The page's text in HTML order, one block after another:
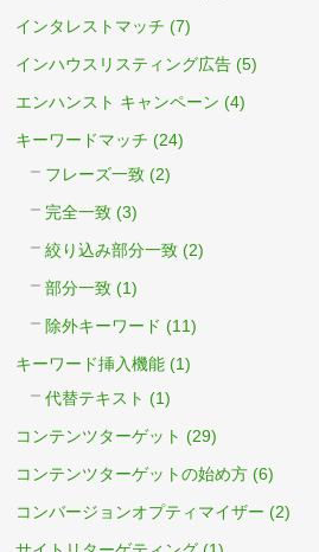
インタレストマッチ (7)
インハウスリスティング広告 (5)
エンハンスト キャンペーン (4)
キーワードマッチ (24)
フレーズ一致 (2)
完全一致 (3)
絞り込み部分一致 (2)
部分一致 (1)
除外キーワード (11)
キーワード挿入機能 (1)
代替テキスト (1)
コンテンツターゲット (29)
コンテンツターゲットの始め方 (6)
コンバージョンオプティマイザー (2)